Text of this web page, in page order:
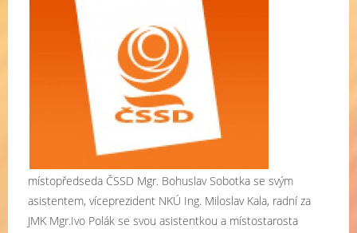
místopředseda ČSSD Mgr. Bohuslav Sobotka se svým
asistentem, víceprezident NKÚ Ing. Miloslav Kala, radní za
JMK Mgr.Ivo Polák se svou asistentkou a místostarosta